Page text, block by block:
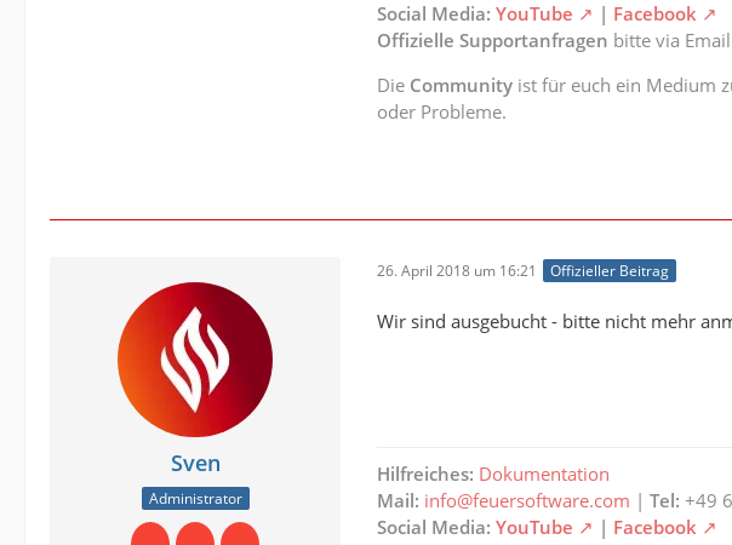
Social Media: YouTube | Facebook
Offizielle Supportanfragen bitte via
Die Community ist für euch ein Medium
oder Probleme.
Sven
Administrator
26. April 2018 um 16:21 Offizieller Beitrag
Wir sind ausgebucht - bitte nicht mehr
Hilfreiches: Dokumentation
Mail: info@feuersoftware.com | Tel: +49
Social Media: YouTube | Facebook